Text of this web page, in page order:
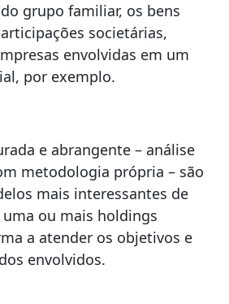
grupo familiar, os bens
societárias,
envolvidas em um
por exemplo.
e abrangente – análise
metodologia própria – são
mais interessantes de
ou mais holdings
a atender os objetivos e
envolvidos.